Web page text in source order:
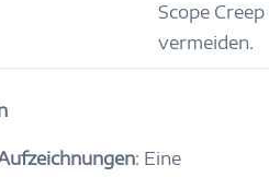
Scope Creep
vermeiden.
: Eine